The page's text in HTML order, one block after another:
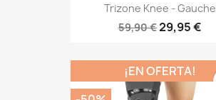
Trizone Knee - Gauche
59,90 €29,95 €
¡EN OFERTA!